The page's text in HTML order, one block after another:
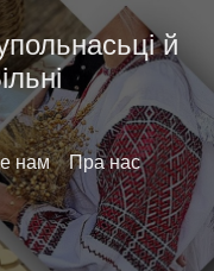
й
нам
Пра нас